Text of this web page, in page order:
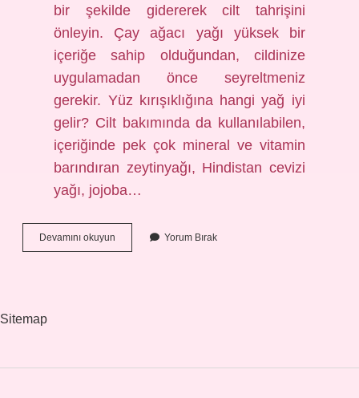
bir şekilde gidererek cilt tahrişini
önleyin. Çay ağacı yağı yüksek bir
içeriğe sahip olduğundan, cildinize
uygulamadan önce seyreltmeniz
gerekir. Yüz kırışıklığına hangi yağ iyi
gelir? Cilt bakımında da kullanılabilen,
içeriğinde pek çok mineral ve vitamin
barındıran zeytinyağı, Hindistan cevizi
yağı, jojoba…
Devamını okuyun Aknelere
Hangi
Yorum Bırak
Sitemap